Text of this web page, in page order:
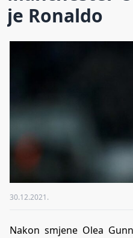
je Ronaldo
30.12.2021.
Nakon smjene Olea